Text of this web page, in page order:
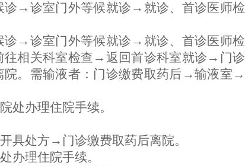
→诊室门外等候就诊→就诊、首诊医师检
→诊室门外等候就诊→就诊、首诊医师检
相关科室检查→返回首诊科室就诊→门诊
。需输液者：门诊缴费取药后→输液室→
办理住院手续。
处方→门诊缴费取药后离院。
办理住院手续。